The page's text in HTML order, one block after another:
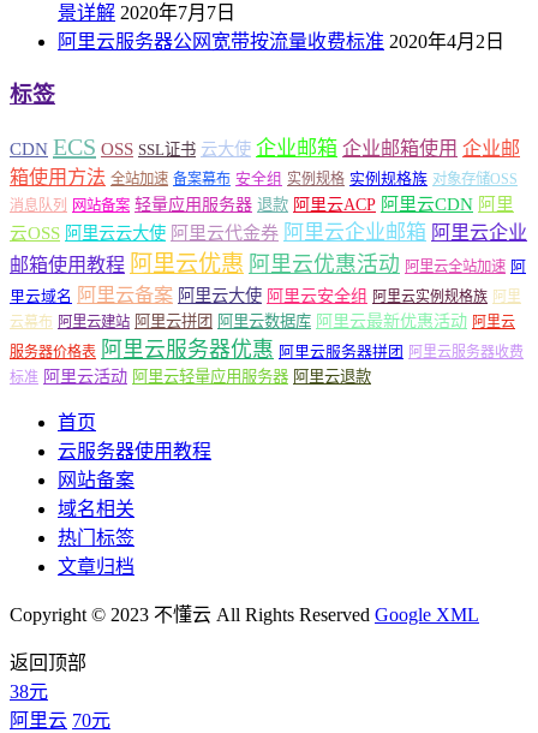
景详解 2020年7月7日
阿里云服务器公网宽带按流量收费标准 2020年4月2日
标签
CDN ECS OSS SSL证书 云大使 企业邮箱 企业邮箱使用 企业邮
箱使用方法 全站加速 备案幕布 安全组 实例规格 实例规格族 对象存储OSS
消息队列
网站备案 轻量应用服务器 退款 阿里云ACP 阿里云CDN 阿里
云OSS 阿里云云大使 阿里云代金券 阿里云企业邮箱 阿里云企业
邮箱使用教程 阿里云优惠 阿里云优惠活动 阿里云全站加速 阿
里云域名 阿里云备案 阿里云大使 阿里云安全组 阿里云实例规格族 阿里
云幕布 阿里云建站 阿里云拼团 阿里云数据库 阿里云最新优惠活动 阿里云
服务器价格表 阿里云服务器优惠 阿里云服务器拼团 阿里云服务器收费
标准 阿里云活动 阿里云轻量应用服务器 阿里云退款
首页
云服务器使用教程
网站备案
域名相关
热门标签
文章归档
Copyright © 2023 不懂云 All Rights Reserved Google XML
返回顶部
38元
阿里云 70元